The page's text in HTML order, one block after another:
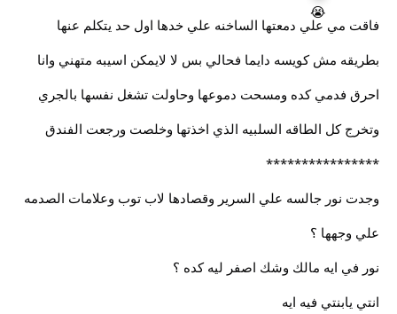
فاقت مي علي دمعتها الساخنه علي خدها اول حد يتكلم عنها
بطريقه مش كويسه دايما فحالي بس لا لايمكن اسيبه متهني وانا
احرق فدمي كده ومسحت دموعها وحاولت تشغل نفسها بالجري
وتخرج كل الطاقه السلبيه الذي اخذتها وخلصت ورجعت الفندق
****************
وجدت نور جالسه علي السرير وقصادها لاب توب وعلامات الصدمه
علي وجهها ؟
نور في ايه مالك وشك اصفر ليه كده ؟
انتي يابنتي فيه ايه